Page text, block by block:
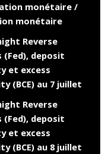
monétaire /
monétaire
Reverse
(Fed), deposit
et excess
(BCE) au 7 juillet
Reverse
(Fed), deposit
et excess
(BCE) au 8 juillet